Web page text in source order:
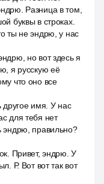
Разница в том,
буквы в строках.
ты не эндрю, у нас
но вот здесь я
я русскую её
что оно все
другое имя. У нас
для тебя нет
эндрю, правильно?
Привет, эндрю. У
Р. Вот вот так вот